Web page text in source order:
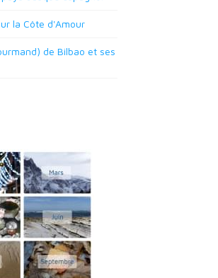
la Côte d'Amour
de Bilbao et ses